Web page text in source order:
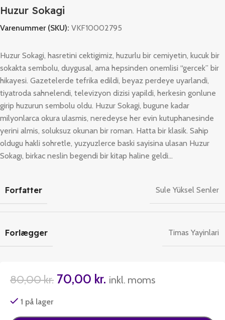
Huzur Sokagi
Varenummer (SKU): VKF10002795
Huzur Sokagi, hasretini cektigimiz, huzurlu bir cemiyetin, kucuk bir
sokakta sembolu, duygusal, ama hepsinden onemlisi “gercek” bir
hikayesi. Gazetelerde tefrika edildi, beyaz perdeye uyarlandi,
tiyatroda sahnelendi, televizyon dizisi yapildi, herkesin gonlune
girip huzurun sembolu oldu. Huzur Sokagi, bugune kadar
milyonlarca okura ulasmis, neredeyse her evin kutuphanesinde
yerini almis, soluksuz okunan bir roman. Hatta bir klasik. Sahip
oldugu hakli sohretle, yuzyuzlerce baski sayisina ulasan Huzur
Sokagı, birkac neslin begendi bir kitap haline geldi…
Forfatter Sule Yüksel Senler
Forlægger Timas Yayinlari
80,00kr. 70,00 kr. inkl. moms
1 på lager